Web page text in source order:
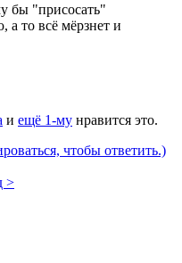
бы "присосать"
а то всё мёрзнет и
и ещё 1-му нравится это.
чтобы ответить.)
>